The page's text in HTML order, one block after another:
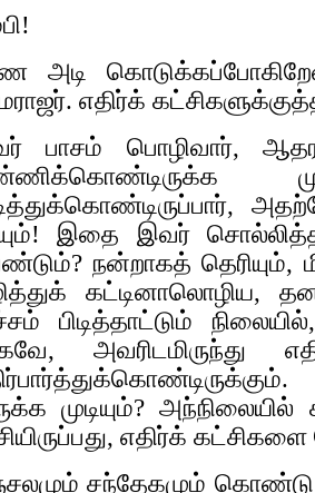
அடி
எதிர்க்
பாசம் பொழிவார்,
இதை இவர்
நன்றாகத் தெரியும்,
கட்டினாலொழிய,
பிடித்தாட்டும்
அவரிடமிருந்து
முடியும்?
எதிர்க்
சந்தேகமும்